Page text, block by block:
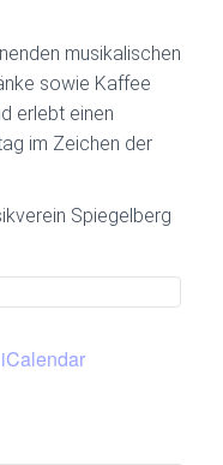
musikalischen
sowie Kaffee
erlebt einen
im Zeichen der
Spiegelberg
iCalendar